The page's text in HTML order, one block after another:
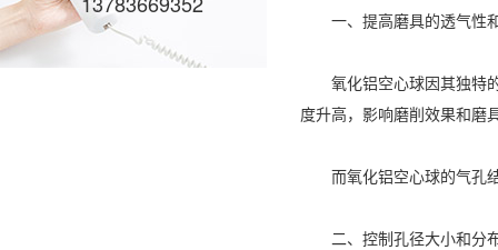
一、提高磨具的透气性
氧化铝空心球因其独特的
度升高，影响磨削效果和磨
而氧化铝空心球的气孔结
二、控制孔径大小和分